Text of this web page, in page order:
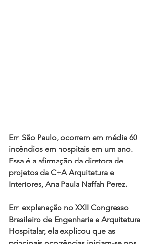
Em São Paulo, ocorrem em média 60
incêndios em hospitais em um ano.
Essa é a afirmação da diretora de
projetos da C+A Arquitetura e
Interiores, Ana Paula Naffah Perez.
Em explanação no XXII Congresso
Brasileiro de Engenharia e Arquitetura
Hospitalar, ela explicou que as